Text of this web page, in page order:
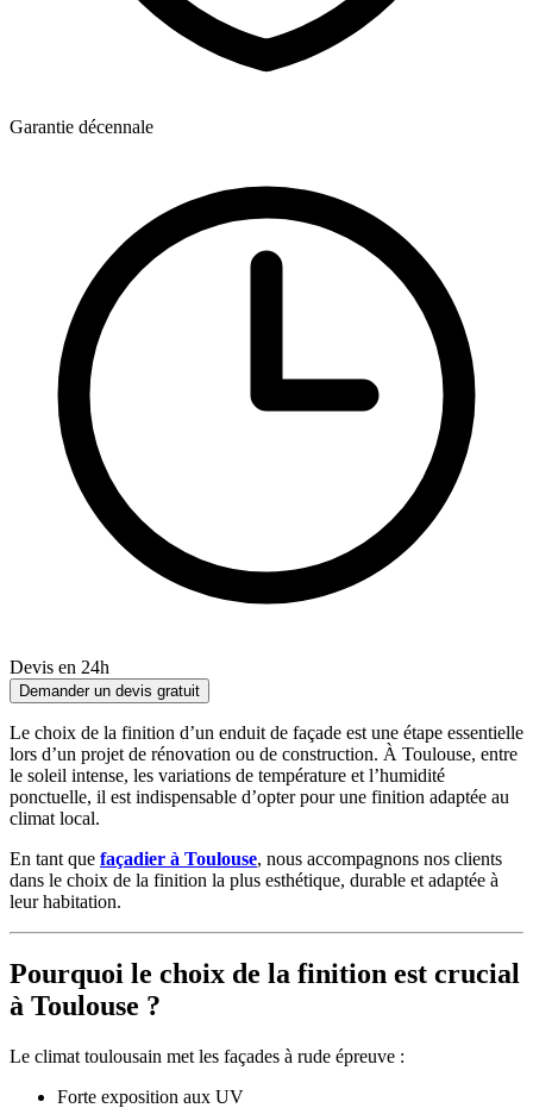
Garantie décennale
Devis en 24h
Demander un devis gratuit
Le choix de la finition d’un enduit de façade est une étape essentielle
lors d’un projet de rénovation ou de construction. À Toulouse, entre
le soleil intense, les variations de température et l’humidité
ponctuelle, il est indispensable d’opter pour une finition adaptée au
climat local.
En tant que façadier à Toulouse, nous accompagnons nos clients
dans le choix de la finition la plus esthétique, durable et adaptée à
leur habitation.
Pourquoi le choix de la finition est crucial
à Toulouse ?
Le climat toulousain met les façades à rude épreuve :
Forte exposition aux UV